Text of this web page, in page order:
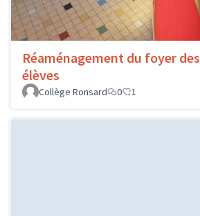
Réaménagement du foyer des
élèves
Collège Ronsard
0 1